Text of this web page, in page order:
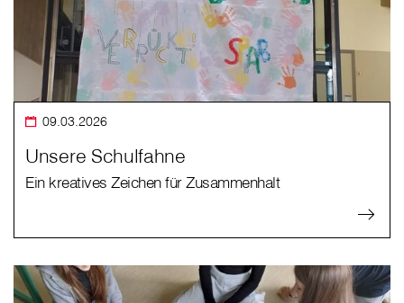
09.03.2026
Unsere Schulfahne
Ein kreatives Zeichen für Zusammenhalt